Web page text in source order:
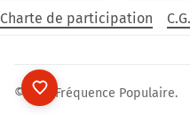
Charte de participation
©2026 Fréquence Populaire.